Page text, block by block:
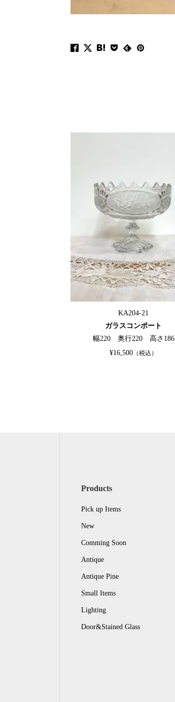
KA204-21
ガラスコンポート
幅220 奥行220 高さ186
¥16,500 （税込）
Products
Pick up Items
New
Comming Soon
Antique
Antique Pine
Small Items
Lighting
Door&Stained Glass